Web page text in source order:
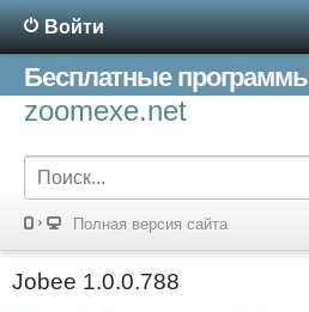
Войти
Бесплатные
zoomexe.net
Полная версия сайта
Jobee 1.0.0.788